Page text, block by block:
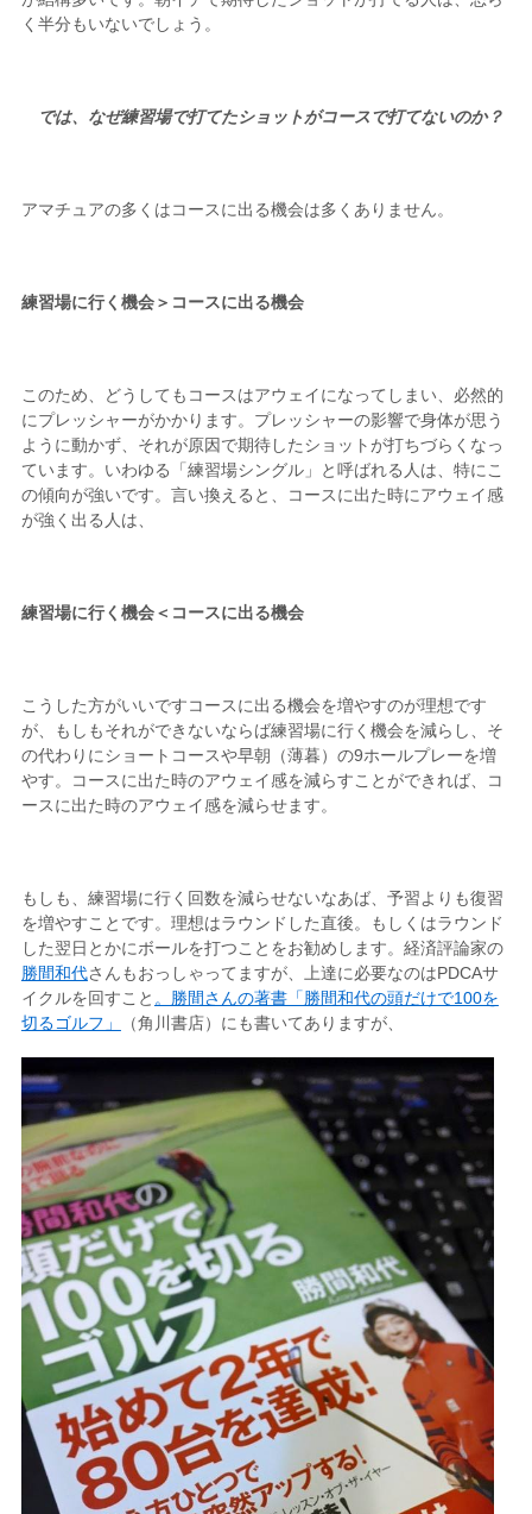
く半分もいないでしょう。
では、なぜ練習場で打てたショットがコースで打てないのか？
アマチュアの多くはコースに出る機会は多くありません。
練習場に行く機会＞コースに出る機会
このため、どうしてもコースはアウェイになってしまい、必然的
にプレッシャーがかかります。プレッシャーの影響で身体が思う
ように動かず、それが原因で期待したショットが打ちづらくなっ
ています。いわゆる「練習場シングル」と呼ばれる人は、特にこ
の傾向が強いです。言い換えると、コースに出た時にアウェイ感
が強く出る人は、
練習場に行く機会＜コースに出る機会
こうした方がいいですコースに出る機会を増やすのが理想です
が、もしもそれができないならば練習場に行く機会を減らし、そ
の代わりにショートコースや早朝（薄暮）の9ホールプレーを増
やす。コースに出た時のアウェイ感を減らすことができれば、コ
ースに出た時のアウェイ感を減らせます。
もしも、練習場に行く回数を減らせないなあば、予習よりも復習
を増やすことです。理想はラウンドした直後。もしくはラウンド
した翌日とかにボールを打つことをお勧めします。経済評論家の
勝間和代さんもおっしゃってますが、上達に必要なのはPDCAサ
イクルを回すこと 。勝間さんの著書「勝間和代の頭だけで100を
切るゴルフ」
（角川書店）にも書いてありますが、